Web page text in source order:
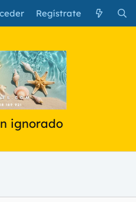
Regístrate
ignorado